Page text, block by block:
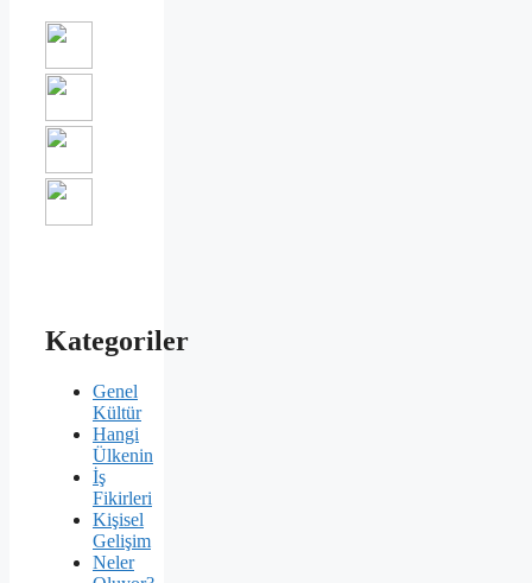
Kategoriler
Genel
Kültür
Hangi
Ülkenin
İş
Fikirleri
Kişisel
Gelişim
Neler